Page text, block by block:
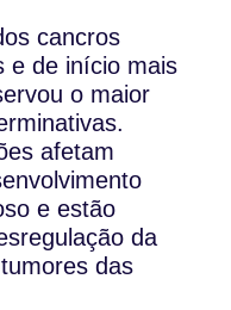
cancros
e de início mais
o maior
afetam
e estão
da
das